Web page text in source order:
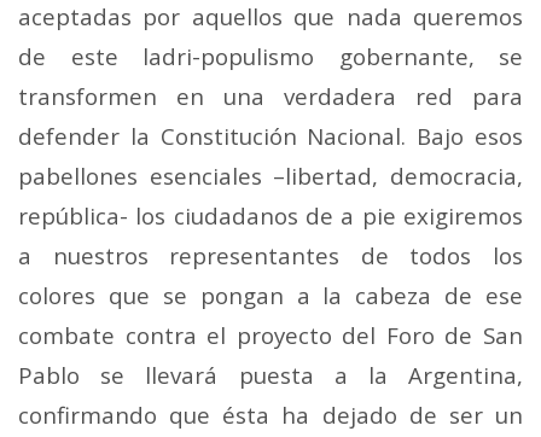
aceptadas por aquellos que nada queremos
de este ladri-populismo gobernante, se
transformen en una verdadera red para
defender la Constitución Nacional. Bajo esos
pabellones esenciales –libertad, democracia,
república- los ciudadanos de a pie exigiremos
a nuestros representantes de todos los
colores que se pongan a la cabeza de ese
combate contra el proyecto del Foro de San
Pablo se llevará puesta a la Argentina,
confirmando que ésta ha dejado de ser un